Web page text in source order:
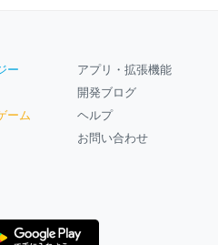
ー
ーム
アプリ・拡張機能
開発ブログ
ヘルプ
お問い合わせ